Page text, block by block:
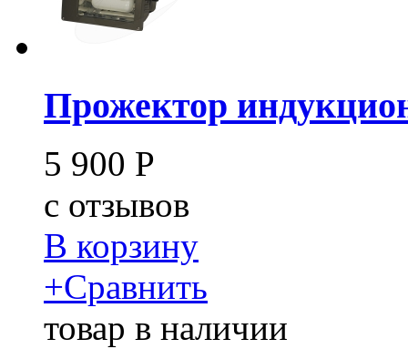
Прожектор
5 900 Р
c отзывов
В корзину
+Сравнить
товар в наличии